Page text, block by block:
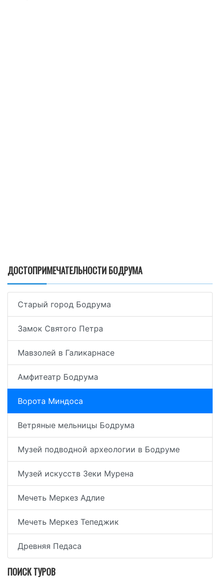
ДОСТОПРИМЕЧАТЕЛЬНОСТИ БОДРУМА
Старый город Бодрума
Замок Святого Петра
Мавзолей в Галикарнасе
Амфитеатр Бодрума
Ворота Миндоса
Ветряные мельницы Бодрума
Музей подводной археологии в Бодруме
Музей искусств Зеки Мурена
Мечеть Меркез Адлие
Мечеть Меркез Тепеджик
Древняя Педаса
ПОИСК ТУРОВ